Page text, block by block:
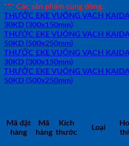
*** Các sản phẩm cùng dòng:
THƯỚC EKE VUÔNG VẠCH
30KD (300x150mm)
THƯỚC EKE VUÔNG VẠCH
50KD (500x250mm)
THƯỚC EKE VUÔNG VẠCH
30KD (300x150mm)
THƯỚC EKE VUÔNG VẠCH
50KD (500x250mm)
Mã đặt
hàng
Mã
hàng
Kích
thước
Loại